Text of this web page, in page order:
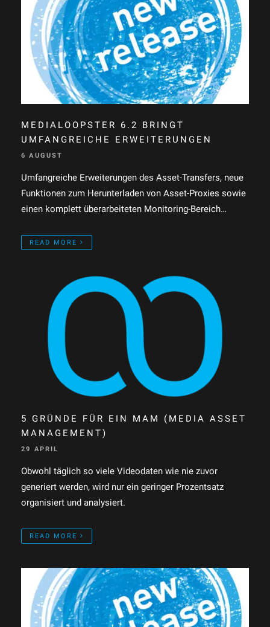
MEDIALOOPSTER 6.2 BRINGT
UMFANGREICHE ERWEITERUNGEN
6 AUGUST
Umfangreiche Erweiterungen des Asset-Transfers, neue
Funktionen zum Herunterladen von Asset-Proxies sowie
einen komplett überarbeiteten Monitoring-Bereich…
READ MORE
5 GRÜNDE FÜR EIN MAM (MEDIA ASSET
MANAGEMENT)
29 APRIL
Obwohl täglich so viele Videodaten wie nie zuvor
generiert werden, wird nur ein geringer Prozentsatz
organisiert und analysiert.
READ MORE